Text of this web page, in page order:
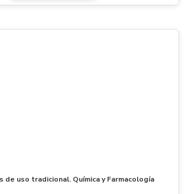
de uso tradicional. Química y Farmacología